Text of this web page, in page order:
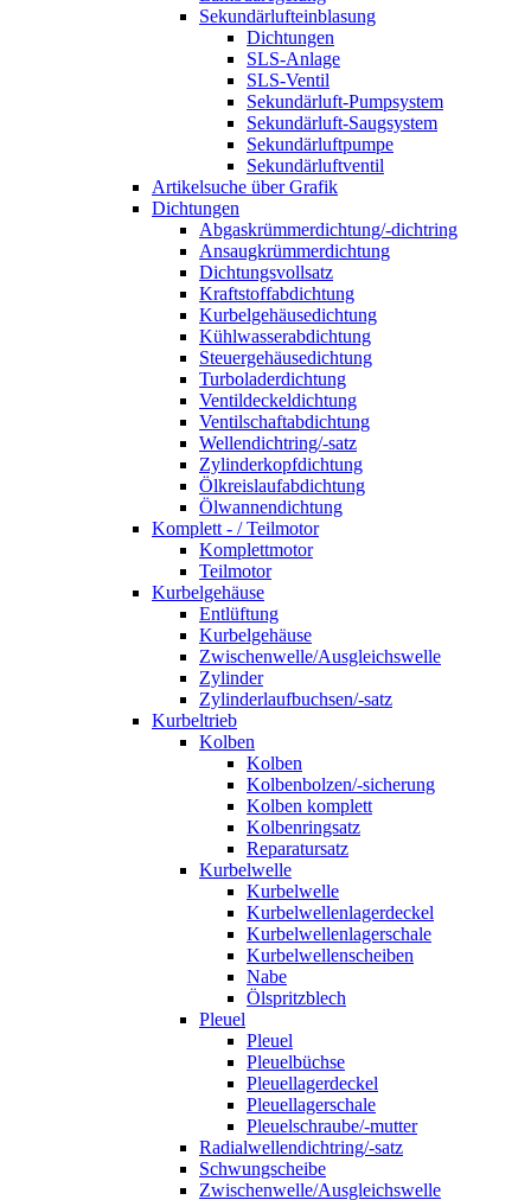
Sekundärlufteinblasung
Dichtungen
SLS-Anlage
SLS-Ventil
Sekundärluft-Pumpsystem
Sekundärluft-Saugsystem
Sekundärluftpumpe
Sekundärluftventil
Artikelsuche über Grafik
Dichtungen
Abgaskrümmerdichtung/-dichtring
Ansaugkrümmerdichtung
Dichtungsvollsatz
Kraftstoffabdichtung
Kurbelgehäusedichtung
Kühlwasserabdichtung
Steuergehäusedichtung
Turboladerdichtung
Ventildeckeldichtung
Ventilschaftabdichtung
Wellendichtring/-satz
Zylinderkopfdichtung
Ölkreislaufabdichtung
Ölwannendichtung
Komplett - / Teilmotor
Komplettmotor
Teilmotor
Kurbelgehäuse
Entlüftung
Kurbelgehäuse
Zwischenwelle/Ausgleichswelle
Zylinder
Zylinderlaufbuchsen/-satz
Kurbeltrieb
Kolben
Kolben
Kolbenbolzen/-sicherung
Kolben komplett
Kolbenringsatz
Reparatursatz
Kurbelwelle
Kurbelwelle
Kurbelwellenlagerdeckel
Kurbelwellenlagerschale
Kurbelwellenscheiben
Nabe
Ölspritzblech
Pleuel
Pleuel
Pleuelbüchse
Pleuellagerdeckel
Pleuellagerschale
Pleuelschraube/-mutter
Radialwellendichtring/-satz
Schwungscheibe
Zwischenwelle/Ausgleichswelle